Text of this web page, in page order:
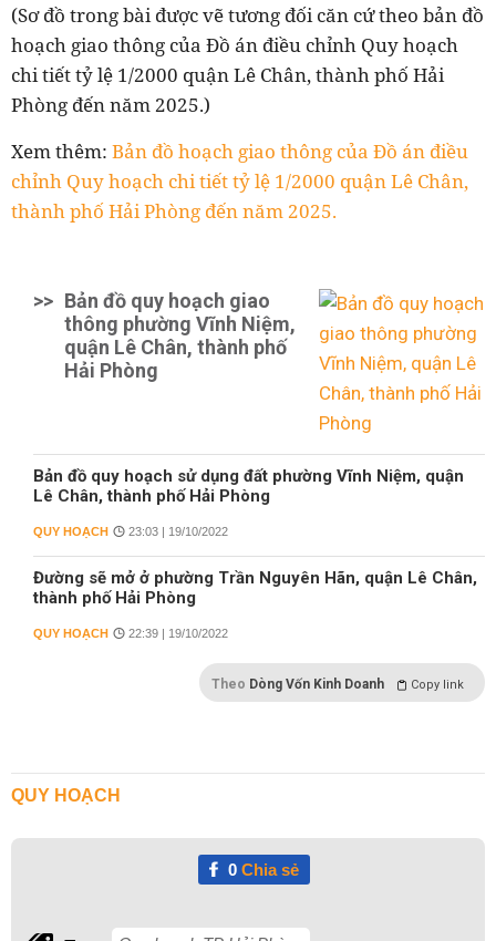
(Sơ đồ trong bài được vẽ tương đối căn cứ theo bản đồ
hoạch giao thông của Đồ án điều chỉnh Quy hoạch
chi tiết tỷ lệ 1/2000 quận Lê Chân, thành phố Hải
Phòng đến năm 2025.)
Xem thêm: Bản đồ hoạch giao thông của Đồ án điều
chỉnh Quy hoạch chi tiết tỷ lệ 1/2000 quận Lê Chân,
thành phố Hải Phòng đến năm 2025.
>> Bản đồ quy hoạch giao
thông phường Vĩnh Niệm,
quận Lê Chân, thành phố
Hải Phòng
Bản đồ quy hoạch sử dụng đất phường Vĩnh Niệm, quận
Lê Chân, thành phố Hải Phòng
QUY HOẠCH 23:03 | 19/10/2022
Đường sẽ mở ở phường Trần Nguyên Hãn, quận Lê Chân,
thành phố Hải Phòng
QUY HOẠCH 22:39 | 19/10/2022
Theo Dòng Vốn Kinh Doanh Copy link
QUY HOẠCH
0Chia sẻ